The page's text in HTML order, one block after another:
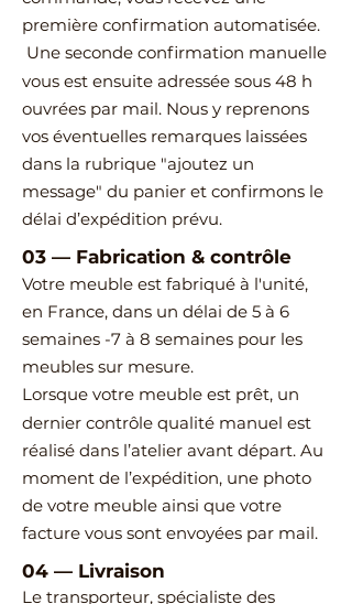
première confirmation automatisée.
Une seconde confirmation manuelle
vous est ensuite adressée sous 48 h
ouvrées par mail. Nous y reprenons
vos éventuelles remarques laissées
dans la rubrique "ajoutez un
message" du panier et confirmons le
délai d’expédition prévu.
03 — Fabrication & contrôle
Votre meuble est fabriqué à l'unité,
en France, dans un délai de 5 à 6
semaines -7 à 8 semaines pour les
meubles sur mesure.
Lorsque votre meuble est prêt, un
dernier contrôle qualité manuel est
réalisé dans l’atelier avant départ. Au
moment de l’expédition, une photo
de votre meuble ainsi que votre
facture vous sont envoyées par mail.
04 — Livraison
Le transporteur, spécialiste des